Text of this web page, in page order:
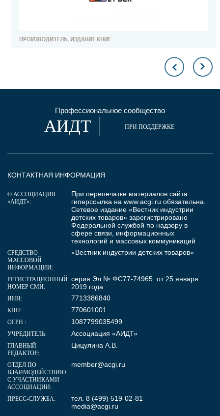
ПРОИЗВОДИТЕЛЬ, ИЗДАНИЕ КНИГ
Профессиональное сообщество
АИДТ ПРИ ПОДДЕРЖКЕ
КОНТАКТНАЯ ИНФОРМАЦИЯ
© АССОЦИАЦИЯ
«АИДТ»:
При перепечатке материалов сайта
гиперссылка на www.acgi.ru обязательна.
Сетевое издание «Вестник индустрии
детских товаров» зарегистрировано
Федеральной службой по надзору в
сфере связи, информационных
технологий и массовых коммуникаций
СРЕДСТВО
МАССОВОЙ
ИНФОРМАЦИИ:
«Вестник индустрии детских товаров»
РЕГИСТРАЦИОННЫЙ
НОМЕР СМИ:
серия Эл № ФС77-74965 от 25 января
2019 года
ИНН: 7713386840
КПП: 770601001
ОГРН : 1087799035499
УЧРЕДИТЕЛЬ: Ассоциация «АИДТ»
ГЛАВНЫЙ
РЕДАКТОР:
Цицулина А.В.
ОТДЕЛ ПО
ВЗАИМОДЕЙСТВИЮ
С УЧАСТНИКАМИ
АССОЦИАЦИИ:
member@acgi.ru
ПРЕСС-СЛУЖБА:
тел. 8 (499) 519-02-81
media@acgi.ru